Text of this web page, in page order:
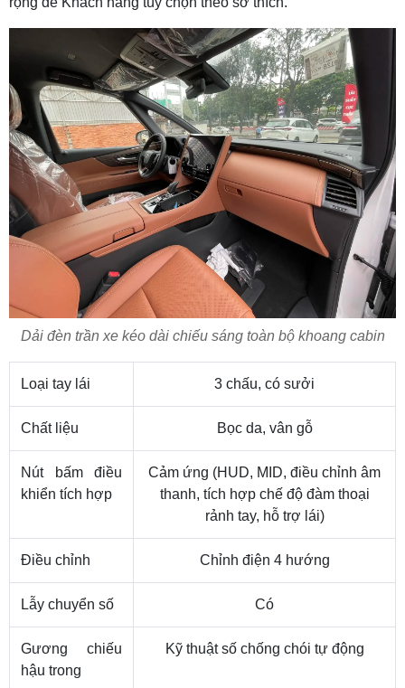
Dải đèn trần xe kéo dài chiếu sáng toàn bộ khoang cabin
Loại tay lái 3 chấu, có sưởi
Chất liệu Bọc da, vân gỗ
Nút bấm điều
khiển tích hợp
Cảm ứng (HUD, MID, điều chỉnh âm
thanh, tích hợp chế độ đàm thoại
rảnh tay, hỗ trợ lái)
Điều chỉnh Chỉnh điện 4 hướng
Lẫy chuyển số Có
Gương chiếu
hậu trong
Kỹ thuật số chống chói tự động